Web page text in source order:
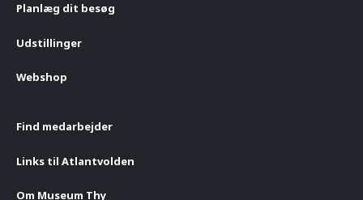
Planlæg dit besøg
Udstillinger
Webshop
Find medarbejder
Links til Atlantvolden
Om Museum Thy